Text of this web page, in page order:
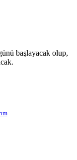
başlayacak olup,